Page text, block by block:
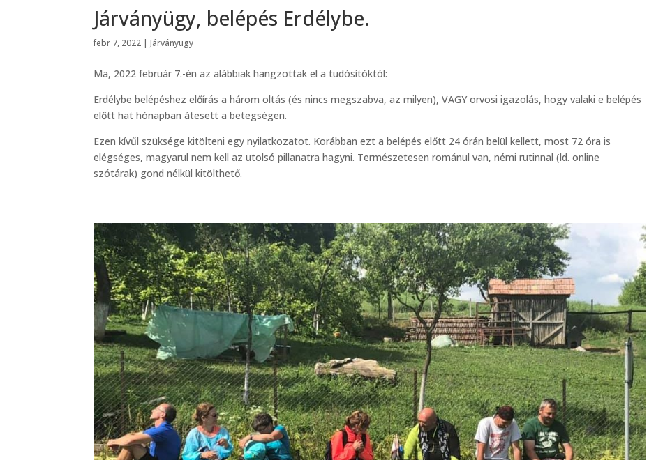
Járványügy, belépés Erdélybe.
febr 7, 2022 |Járványügy
Ma, 2022 február 7.-én az alábbiak hangzottak el a tudósítóktól:
Erdélybe belépéshez előírás a három oltás (és nincs megszabva, az milyen), VAGY orvosi igazolás, hogy valaki e belépés
előtt hat hónapban átesett a betegségen.
Ezen kívűl szüksége kitölteni egy nyilatkozatot. Korábban ezt a belépés előtt 24 órán belül kellett, most 72 óra is
elégséges, magyarul nem kell az utolsó pillanatra hagyni. Természetesen románul van, némi rutinnal (ld. online
szótárak) gond nélkül kitölthető.